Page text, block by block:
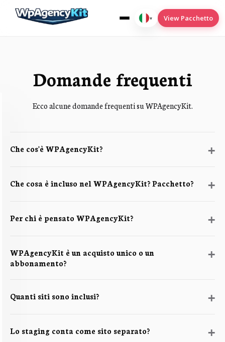
wpak-seo
Italiano
▾ View Pacchetto
Domande frequenti
Ecco alcune domande frequenti su WPAgencyKit.
Che cos'è WPAgencyKit?
Che cosa è incluso nel WPAgencyKit? Pacchetto?
Per chi è pensato WPAgencyKit?
WPAgencyKit è un acquisto unico o un
abbonamento?
Quanti siti sono inclusi?
Lo staging conta come sito separato?